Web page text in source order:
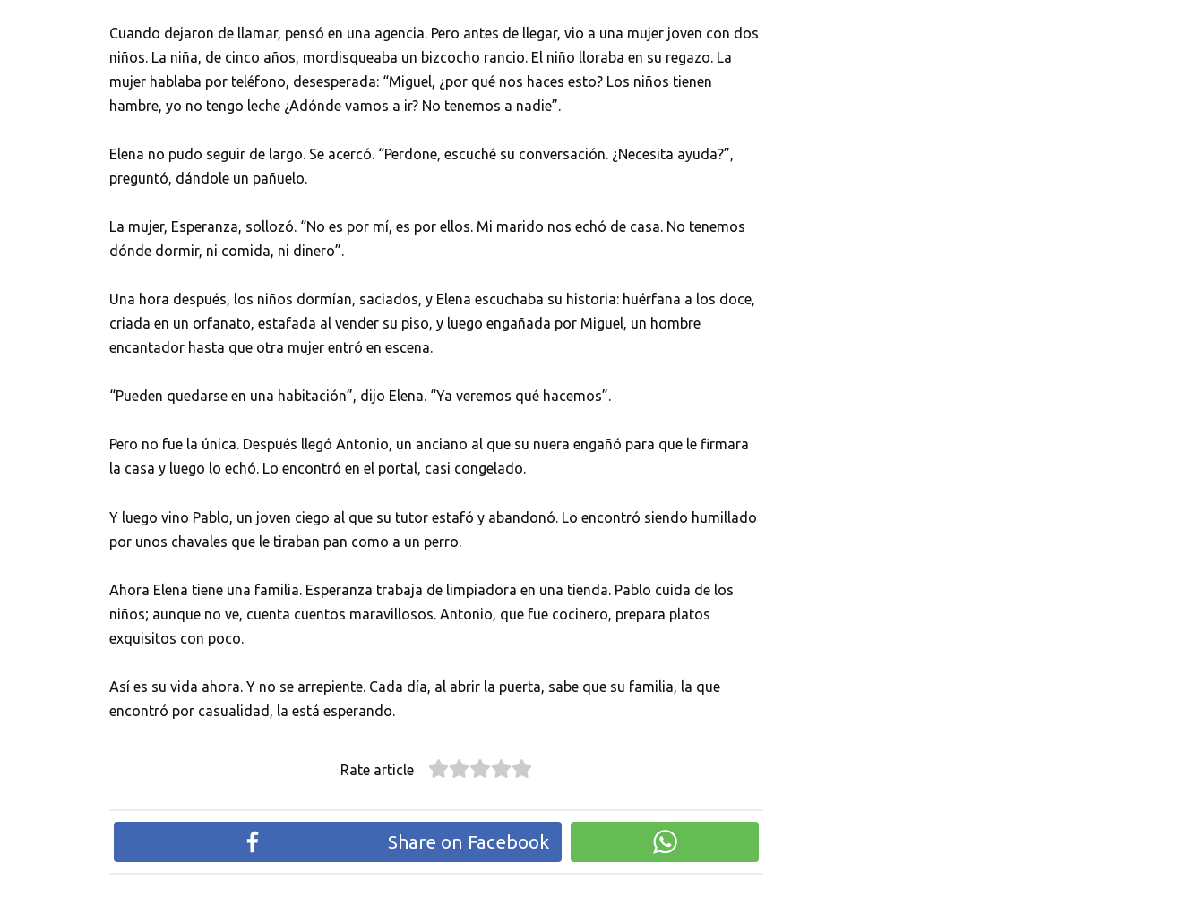
Cuando dejaron de llamar, pensó en una agencia. Pero antes de llegar, vio a una mujer joven con dos
niños. La niña, de cinco años, mordisqueaba un bizcocho rancio. El niño lloraba en su regazo. La
mujer hablaba por teléfono, desesperada: “Miguel, ¿por qué nos haces esto? Los niños tienen
hambre, yo no tengo leche ¿Adónde vamos a ir? No tenemos a nadie”.
Elena no pudo seguir de largo. Se acercó. “Perdone, escuché su conversación. ¿Necesita ayuda?”,
preguntó, dándole un pañuelo.
La mujer, Esperanza, sollozó. “No es por mí, es por ellos. Mi marido nos echó de casa. No tenemos
dónde dormir, ni comida, ni dinero”.
Una hora después, los niños dormían, saciados, y Elena escuchaba su historia: huérfana a los doce,
criada en un orfanato, estafada al vender su piso, y luego engañada por Miguel, un hombre
encantador hasta que otra mujer entró en escena.
“Pueden quedarse en una habitación”, dijo Elena. “Ya veremos qué hacemos”.
Pero no fue la única. Después llegó Antonio, un anciano al que su nuera engañó para que le firmara
la casa y luego lo echó. Lo encontró en el portal, casi congelado.
Y luego vino Pablo, un joven ciego al que su tutor estafó y abandonó. Lo encontró siendo humillado
por unos chavales que le tiraban pan como a un perro.
Ahora Elena tiene una familia. Esperanza trabaja de limpiadora en una tienda. Pablo cuida de los
niños; aunque no ve, cuenta cuentos maravillosos. Antonio, que fue cocinero, prepara platos
exquisitos con poco.
Así es su vida ahora. Y no se arrepiente. Cada día, al abrir la puerta, sabe que su familia, la que
encontró por casualidad, la está esperando.
Rate article
Share on Facebook